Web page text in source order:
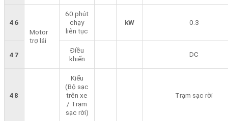
46
Motor
trợ lái
60 phút
chạy
liên tục
kW 0.3
47
Điều
khiển
DC
48
Kiểu
(Bộ sạc
trên xe
/ Trạm
sạc rời)
Trạm sạc rời